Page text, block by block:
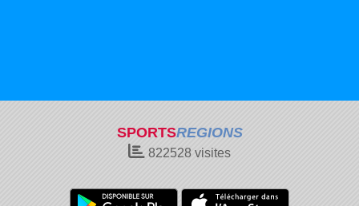
SPORTSREGIONS
822528 visites